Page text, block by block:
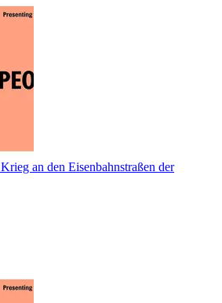
an den Eisenbahnstraßen der